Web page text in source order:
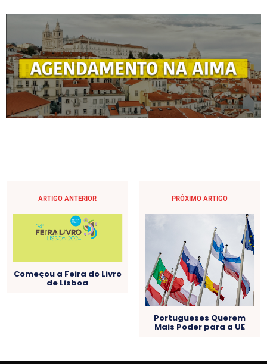
ARTIGO ANTERIOR
Começou a Feira do Livro
de Lisboa
PRÓXIMO ARTIGO
Portugueses Querem
Mais Poder para a UE